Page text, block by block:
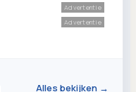
Advertentie
Advertentie
Alles bekijken →